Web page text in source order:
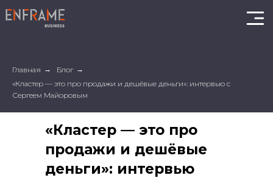
Главная → Блог →
«Кластер — это про продажи и дешёвые деньги»: интервью с
Сергеем Майоровым
«Кластер — это про
продажи и дешёвые
деньги»: интервью